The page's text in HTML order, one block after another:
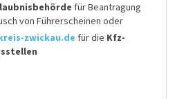
fürBeantragung
von Führerscheinen oder
zwickau.de für die Kfz-